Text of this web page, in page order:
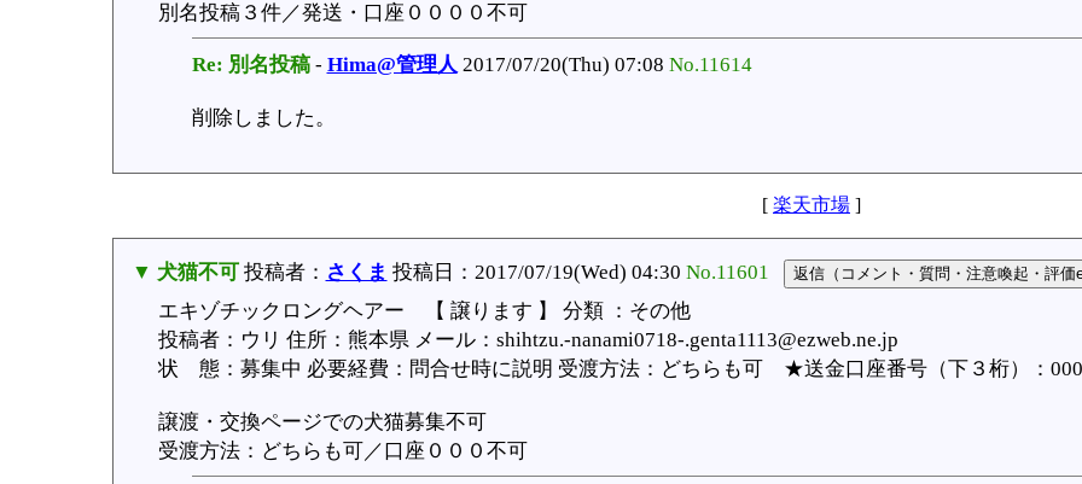
別名投稿３件／発送・口座００００不可
Re: 別名投稿- Hima@管理人 2017/07/20(Thu) 07:08 No.11614
削除しました。
[ 楽天市場 ]
▼ 犬猫不可投稿者： さくま 投稿日：2017/07/19(Wed) 04:30 No.11601
エキゾチックロングヘアー 【 譲ります 】 分類 ：その他
投稿者：ウリ 住所：熊本県 メール：shihtzu.-nanami0718-.genta1113@ezweb.ne.jp
状 態：募集中 必要経費：問合せ時に説明 受渡方法：どちらも可 ★送金口座番号（下３桁）：000
譲渡・交換ページでの犬猫募集不可
受渡方法：どちらも可／口座０００不可